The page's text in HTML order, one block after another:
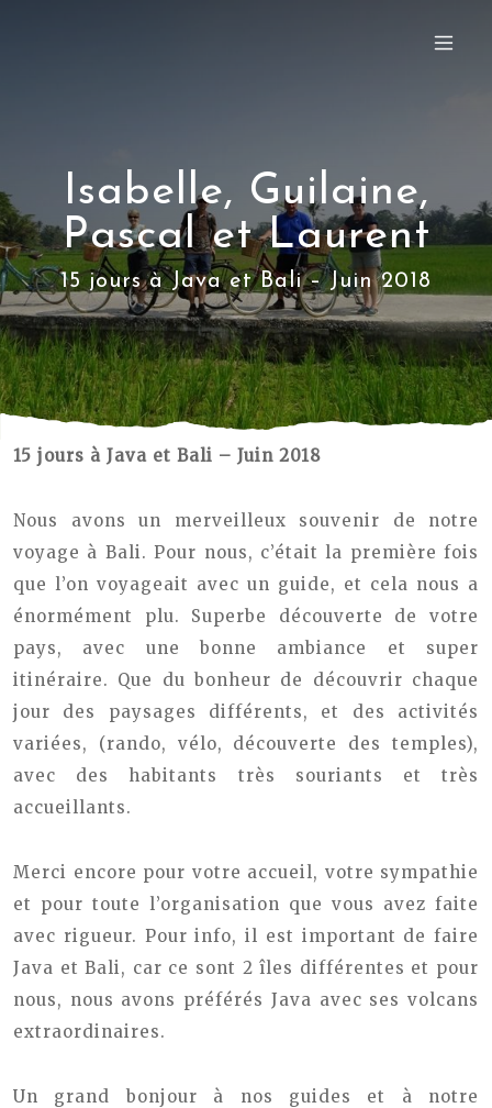
Isabelle, Guilaine,
Pascal et Laurent
15 jours à Java et Bali – Juin 2018
15 jours à Java et Bali – Juin 2018
Nous avons un merveilleux souvenir de notre
voyage à Bali. Pour nous, c’était la première fois
que l’on voyageait avec un guide, et cela nous a
énormément plu. Superbe découverte de votre
pays, avec une bonne ambiance et super
itinéraire. Que du bonheur de découvrir chaque
jour des paysages différents, et des activités
variées, (rando, vélo, découverte des temples),
avec des habitants très souriants et très
accueillants.
Merci encore pour votre accueil, votre sympathie
et pour toute l’organisation que vous avez faite
avec rigueur. Pour info, il est important de faire
Java et Bali, car ce sont 2 îles différentes et pour
nous, nous avons préférés Java avec ses volcans
extraordinaires.
Un grand bonjour à nos guides et à notre